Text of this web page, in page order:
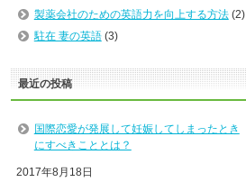
製薬会社のための英語力を向上する方法(2)
駐在 妻の英語(3)
最近の投稿
国際恋愛が発展して妊娠してしまったとき
にすべきこととは？
2017年8月18日